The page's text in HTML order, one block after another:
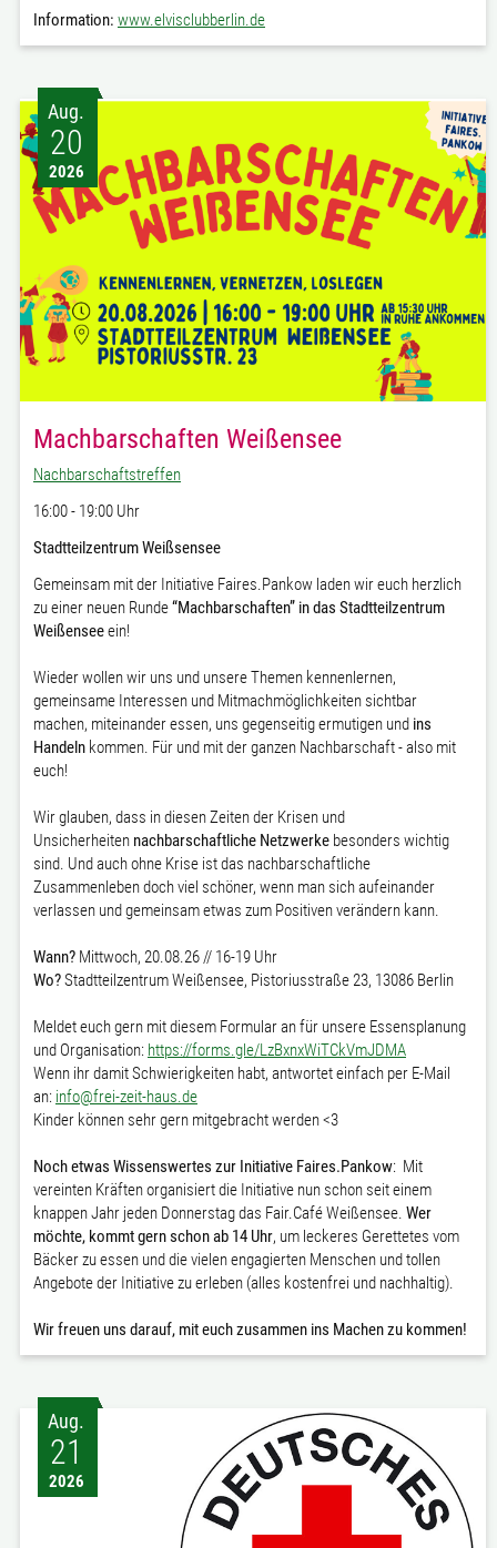
Information: www.elvisclubberlin.de
Aug.
20
2026
Machbarschaften Weißensee
Nachbarschaftstreffen
16:00 - 19:00 Uhr
Stadtteilzentrum Weißsensee
Gemeinsam mit der Initiative Faires.Pankow laden wir euch herzlich
zu einer neuen Runde“Machbarschaften” in das Stadtteilzentrum
Weißenseeein!
Wieder wollen wir uns und unsere Themen kennenlernen,
gemeinsame Interessen und Mitmachmöglichkeiten sichtbar
machen, miteinander essen, uns gegenseitig ermutigen und ins
Handeln kommen. Für und mit der ganzen Nachbarschaft - also mit
euch!
Wir glauben, dass in diesen Zeiten der Krisen und
Unsicherheiten nachbarschaftliche Netzwerke besonders wichtig
sind. Und auch ohne Krise ist das nachbarschaftliche
Zusammenleben doch viel schöner, wenn man sich aufeinander
verlassen und gemeinsam etwas zum Positiven verändern kann.
Wann? Mittwoch, 20.08.26 // 16-19 Uhr
Wo?Stadtteilzentrum Weißensee, Pistoriusstraße 23, 13086 Berlin
Meldet euch gern mit diesem Formular an für unsere Essensplanung
und Organisation: https://forms.gle/LzBxnxWiTCkVmJDMA
Wenn ihr damit Schwierigkeiten habt, antwortet einfach per E-Mail
an: info@frei-zeit-haus.de
Kinder können sehr gern mitgebracht werden <3
Noch etwas Wissenswertes zur Initiative Faires.Pankow: Mit
vereinten Kräften organisiert die Initiative nun schon seit einem
knappen Jahr jeden Donnerstag das Fair.Café Weißensee. Wer
möchte, kommt gern schon ab 14 Uhr, um leckeres Gerettetes vom
Bäcker zu essen und die vielen engagierten Menschen und tollen
Angebote der Initiative zu erleben (alles kostenfrei und nachhaltig).
Wir freuen uns darauf, mit euch zusammen ins Machen zu kommen!
Aug.
21
2026